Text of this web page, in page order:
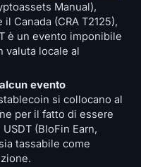
Manual),
Canada (CRA T2125),
è un evento imponibile
valuta locale al
evento
si collocano al
per il fatto di essere
(BloFin Earn,
tassabile come